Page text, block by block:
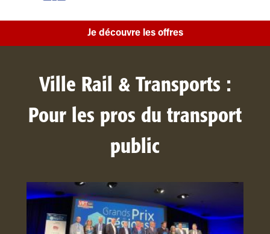
Je découvre les offres
Ville Rail & Transports :
Pour les pros du transport
public